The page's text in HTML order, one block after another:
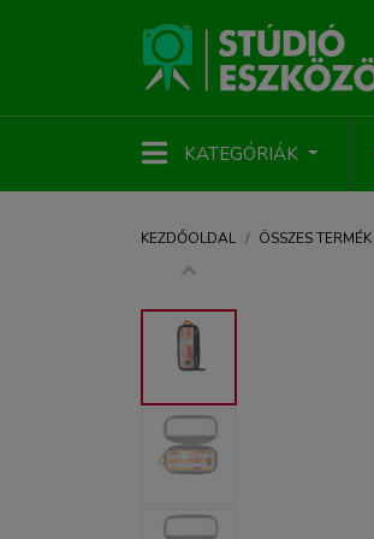
KATEGÓRIÁK
KEZDŐOLDAL ÖSSZES TERMÉK